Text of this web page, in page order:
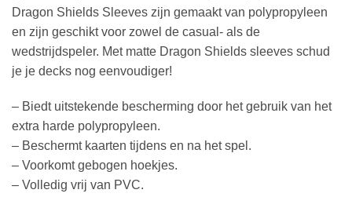
Dragon Shields Sleeves zijn gemaakt van polypropyleen
en zijn geschikt voor zowel de casual- als de
wedstrijdspeler. Met matte Dragon Shields sleeves schud
je je decks nog eenvoudiger!
– Biedt uitstekende bescherming door het gebruik van het
extra harde polypropyleen.
– Beschermt kaarten tijdens en na het spel.
– Voorkomt gebogen hoekjes.
– Volledig vrij van PVC.